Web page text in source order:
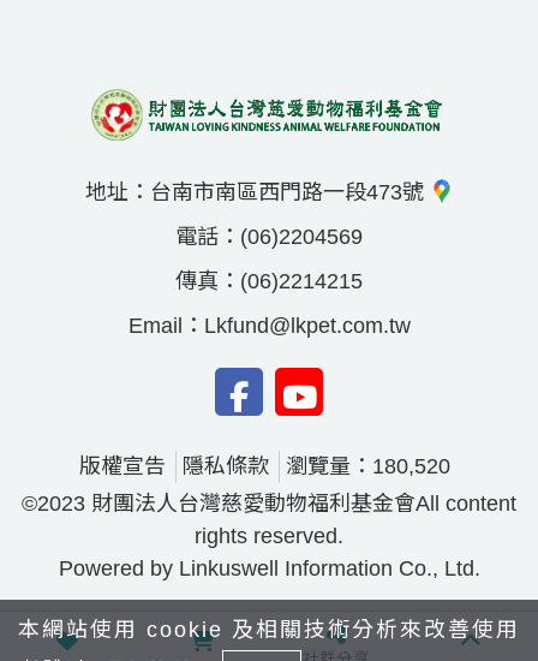
地址： 台南市南區西門路一段473號
電話： (06)2204569
傳真： (06)2214215
Email： Lkfund@lkpet.com.tw
版權宣告 隱私條款
瀏覽量：180,520
©2023 財團法人台灣慈愛動物福利基金會All content
rights reserved.
Powered by Linkuswell Information Co., Ltd.
本網站使用 cookie 及相關技術分析來改善使用